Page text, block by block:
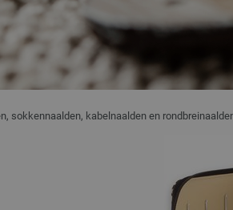
sokkennaalden, kabelnaalden en